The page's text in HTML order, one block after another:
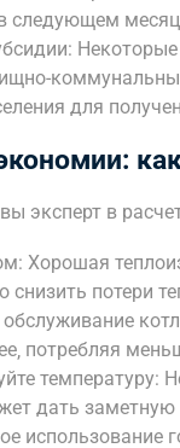
следующем
для
эксперт в
Хорошая
снизить потери
обслуживание
потребляя
температуру:
дать
использование